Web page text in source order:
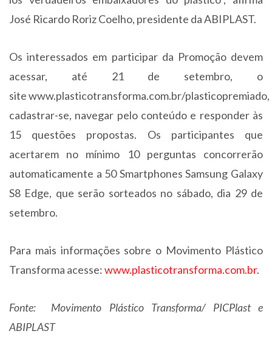
José Ricardo Roriz Coelho, presidente da ABIPLAST.
Os interessados em participar da Promoção devem
acessar, até 21 de setembro, o
site www.plasticotransforma.com.br/plasticopremiado,
cadastrar-se, navegar pelo conteúdo e responder às
15 questões propostas. Os participantes que
acertarem no mínimo 10 perguntas concorrerão
automaticamente a 50 Smartphones Samsung Galaxy
S8 Edge, que serão sorteados no sábado, dia 29 de
setembro.
Para mais informações sobre o Movimento Plástico
Transforma acesse:www.plasticotransforma.com.br.
Fonte: Movimento Plástico Transforma/ PICPlast e
ABIPLAST